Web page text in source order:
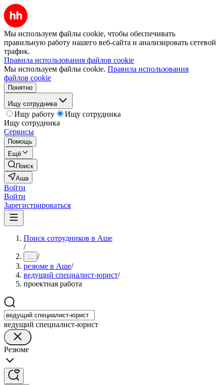
Мы используем файлы cookie, чтобы обеспечивать
правильную работу нашего веб-сайта и анализировать сетевой
трафик.
Правила использования файлов cookie
Мы используем файлы cookie. Правила использования
файлов cookie
Понятно
Ищу сотрудника
Ищу работу
Ищу сотрудника
Ищу сотрудника
Сервисы
Помощь
Ещё
Поиск
Аша
Войти
Войти
Зарегистрироваться
Поиск сотрудников в Аше
/
... /
резюме в Аше/
ведущий специалист-юрист/
проектная работа
ведущий специалист-юрист
Резюме